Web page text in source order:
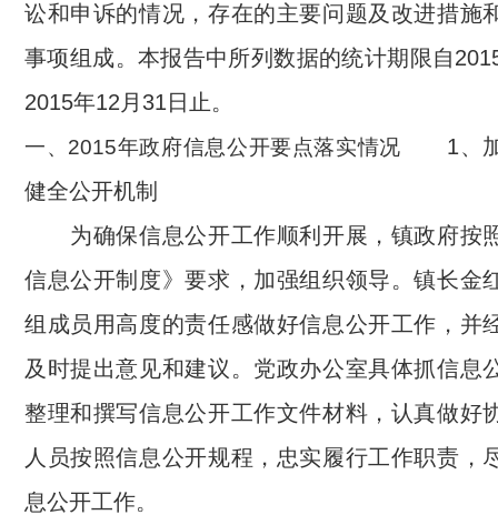
讼和申诉的情况，存在的主要问题及改进措施
事项组成。本报告中所列数据的统计期限自
2015年12月31日止。
一、2015年政府信息公开要点落实情况 1、加
健全公开机制
为确保信息公开工作顺利开展，镇政府按
信息公开制度》要求，加强组织领导。镇长金
组成员用高度的责任感做好信息公开工作，并
及时提出意见和建议。党政办公室具体抓信息
整理和撰写信息公开工作文件材料，认真做好
人员按照信息公开规程，忠实履行工作职责，
息公开工作。